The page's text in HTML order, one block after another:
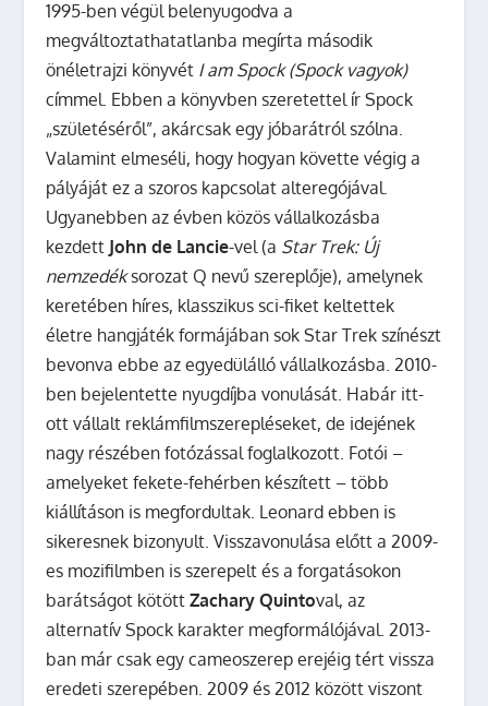
1995-ben végül belenyugodva a
megváltoztathatatlanba megírta második
önéletrajzi könyvét I am Spock (Spock vagyok)
címmel. Ebben a könyvben szeretettel ír Spock
„születéséről”, akárcsak egy jóbarátról szólna.
Valamint elmeséli, hogy hogyan követte végig a
pályáját ez a szoros kapcsolat alteregójával.
Ugyanebben az évben közös vállalkozásba
kezdett John de Lancie-vel (a Star Trek: Új
nemzedéksorozat Q nevű szereplője), amelynek
keretében híres, klasszikus sci-fiket keltettek
életre hangjáték formájában sok Star Trek színészt
bevonva ebbe az egyedülálló vállalkozásba. 2010-
ben bejelentette nyugdíjba vonulását. Habár itt-
ott vállalt reklámfilmszerepléseket, de idejének
nagy részében fotózással foglalkozott. Fotói –
amelyeket fekete-fehérben készített – több
kiállításon is megfordultak. Leonard ebben is
sikeresnek bizonyult. Visszavonulása előtt a 2009-
es mozifilmben is szerepelt és a forgatásokon
barátságot kötött Zachary Quintoval, az
alternatív Spock karakter megformálójával. 2013-
ban már csak egy cameoszerep erejéig tért vissza
eredeti szerepében. 2009 és 2012 között viszont